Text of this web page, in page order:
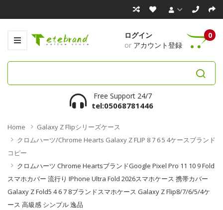
ログイン
or アカウント登録
0
Free Support 24/7
tel:05068781446
Home
Galaxy Z Flipシリーズケース
クロムハーツ/Chrome Hearts Galaxy Z FLIP 8 7 6 5 4ケースブランド
コピー
クロムハーツ Chrome HeartsブランドGoogle Pixel Pro 11 10 9 Fold
スマホカバー 流行り IPhone Ultra Fold 2026スマホケース 携帯カバー
Galaxy Z Fold5 4 6 7 8ブランドスマホケース Galaxy Z Flip8/7/6/5/4ケ
ース 高級感 シンプル 逸品